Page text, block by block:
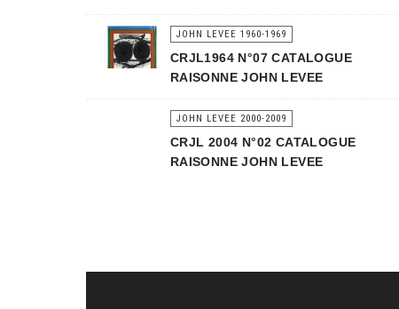
JOHN LEVEE 1960-1969
CRJL1964 N°07 CATALOGUE
RAISONNE JOHN LEVEE
JOHN LEVEE 2000-2009
CRJL 2004 N°02 CATALOGUE
RAISONNE JOHN LEVEE